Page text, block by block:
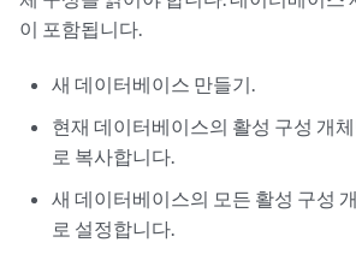
이 포함됩니다.
새 데이터베이스 만들기.
현재 데이터베이스의 활성 구성 개
로 복사합니다.
새 데이터베이스의 모든 활성 구성
로 설정합니다.